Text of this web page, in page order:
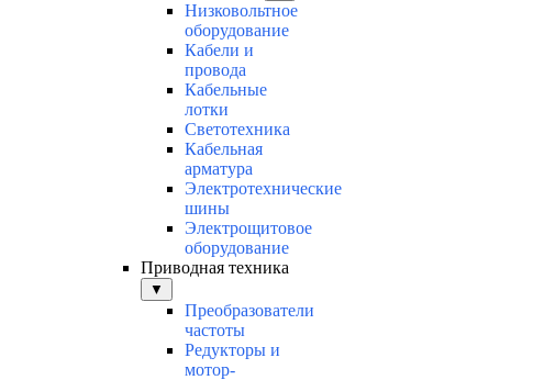
Низковольтное
оборудование
Кабели и
провода
Кабельные
лотки
Светотехника
Кабельная
арматура
Электротехнические
шины
Электрощитовое
оборудование
Приводная техника
▼
Преобразователи
частоты
Редукторы и
мотор-